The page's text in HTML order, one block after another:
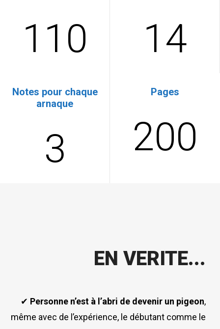
110 14
Notes pour chaque
arnaque
3
Pages
200
EN VERITE...
✔ Personne n’est à l’abri de devenir un pigeon,
même avec de l’expérience, le débutant comme le